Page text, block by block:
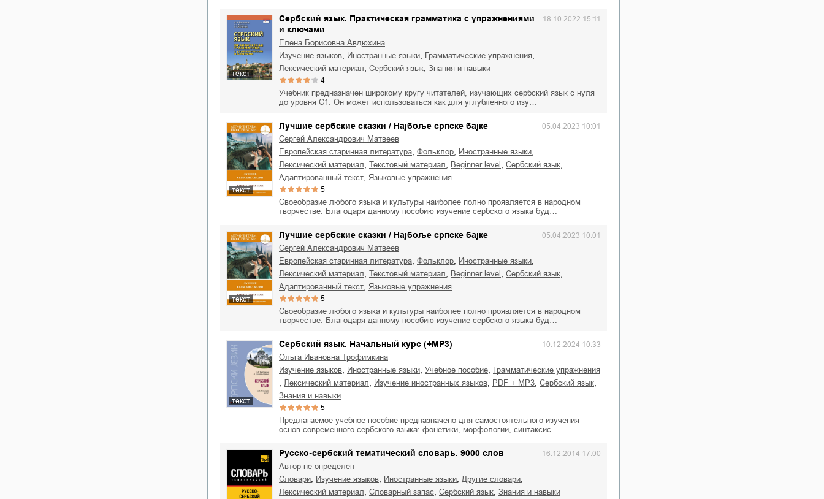
текст
Сербский язык. Практическая грамматика с упражнениями
и ключами
18.10.2022 15:11
Елена Борисовна Авдюхина
изучение языков
иностранные языки грамматические упражнения
лексический материал сербский язык знания и навыки
4
Учебник предназначен широкому кругу читателей, изучающих сербский язык с нуля
до уровня С1. Он может использоваться как для углубленного изу…
текст
Лучшие сербские сказки / Најбоље српске бајке 05.04.2023 10:01
Сергей Александрович Матвеев
европейская старинная литература
фольклор иностранные языки
лексический материал текстовый материал beginner level сербский язык
адаптированный текст языковые упражнения
5
Своеобразие любого языка и культуры наиболее полно проявляется в народном
творчестве. Благодаря данному пособию изучение сербского языка буд…
текст
Лучшие сербские сказки / Најбоље српске бајке 05.04.2023 10:01
Сергей Александрович Матвеев
европейская старинная литература
фольклор иностранные языки
лексический материал текстовый материал beginner level сербский язык
адаптированный текст языковые упражнения
5
Своеобразие любого языка и культуры наиболее полно проявляется в народном
творчестве. Благодаря данному пособию изучение сербского языка буд…
текст
Сербский язык. Начальный курс (+MP3) 10.12.2024 10:33
Ольга Ивановна Трофимкина
изучение языков
иностранные языки учебное пособие грамматические упражнения
лексический материал изучение иностранных языков PDF + MP3 сербский язык
знания и навыки
5
Предлагаемое учебное пособие предназначено для самостоятельного изучения
основ современного сербского языка: фонетики, морфологии, синтаксис…
Русско-сербский тематический словарь. 9000 слов 16.12.2014 17:00
Автор не определен
словари
изучение языков иностранные языки другие словари
лексический материал словарный запас сербский язык знания и навыки